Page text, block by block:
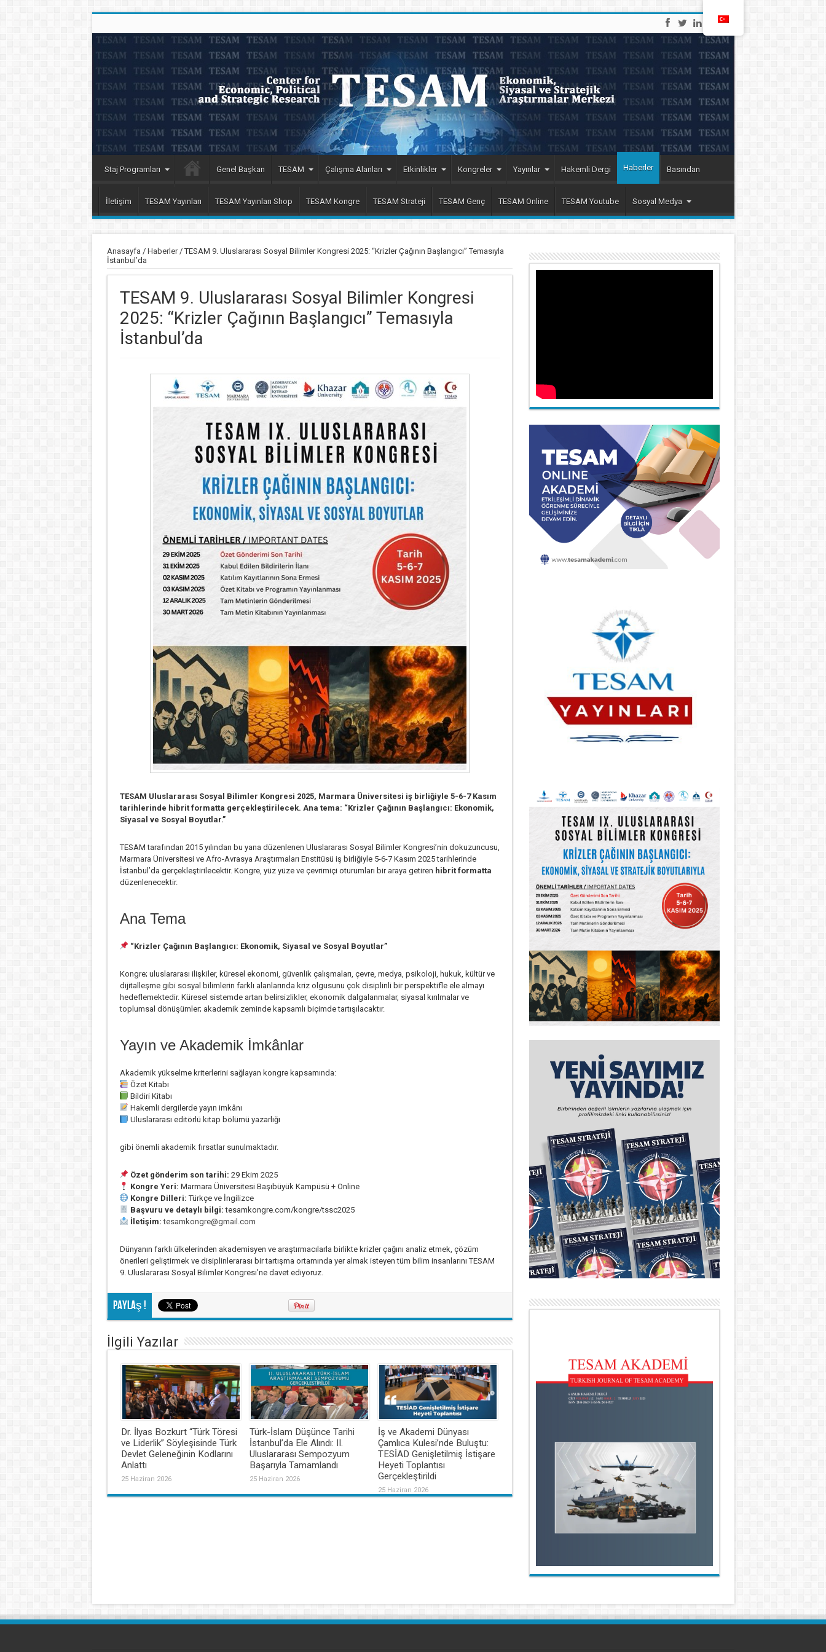
Staj Programları Genel Başkan TESAM Çalışma Alanları Etkinlikler Kongreler Yayınlar Hakemli Dergi Haberler Basından
İletişim TESAM Yayınları TESAM Yayınları Shop TESAM Kongre TESAM Strateji TESAM Genç TESAM Online TESAM Youtube Sosyal Medya
Anasayfa / Haberler/TESAM 9. Uluslararası Sosyal Bilimler Kongresi 2025: “Krizler Çağının Başlangıcı” Temasıyla
İstanbul’da
TESAM 9. Uluslararası Sosyal Bilimler Kongresi
2025: “Krizler Çağının Başlangıcı” Temasıyla
İstanbul’da
TESAM Uluslararası Sosyal Bilimler Kongresi 2025, Marmara Üniversitesi iş birliğiyle 5-6-7 Kasım
tarihlerinde hibrit formatta gerçekleştirilecek. Ana tema: “Krizler Çağının Başlangıcı: Ekonomik,
Siyasal ve Sosyal Boyutlar.”
TESAM tarafından 2015 yılından bu yana düzenlenen Uluslararası Sosyal Bilimler Kongresi’nin dokuzuncusu,
Marmara Üniversitesive Afro-Avrasya Araştırmaları Enstitüsü iş birliğiyle 5-6-7 Kasım 2025 tarihlerinde
İstanbul’da gerçekleştirilecektir. Kongre, yüz yüze ve çevrimiçi oturumları bir araya getiren hibrit formatta
düzenlenecektir.
Ana Tema
“Krizler Çağının Başlangıcı: Ekonomik, Siyasal ve Sosyal Boyutlar”
Kongre; uluslararası ilişkiler, küresel ekonomi, güvenlik çalışmaları, çevre, medya, psikoloji, hukuk, kültür ve
dijitalleşme gibi sosyal bilimlerin farklı alanlarında kriz olgusunu çok disiplinli bir perspektifle ele almayı
hedeflemektedir. Küresel sistemde artan belirsizlikler, ekonomik dalgalanmalar, siyasal kırılmalar ve
toplumsal dönüşümler; akademik zeminde kapsamlı biçimde tartışılacaktır.
Yayın ve Akademik İmkânlar
Akademik yükselme kriterlerini sağlayan kongre kapsamında:
Özet Kitabı
Bildiri Kitabı
Hakemli dergilerde yayın imkânı
Uluslararası editörlü kitap bölümü yazarlığı
gibi önemli akademik fırsatlar sunulmaktadır.
Özet gönderim son tarihi: 29 Ekim 2025
Kongre Yeri: Marmara Üniversitesi Başıbüyük Kampüsü + Online
Kongre Dilleri: Türkçe ve İngilizce
Başvuru ve detaylı bilgi: tesamkongre.com/kongre/tssc2025
İletişim: tesamkongre@gmail.com
Dünyanın farklı ülkelerinden akademisyen ve araştırmacılarla birlikte krizler çağını analiz etmek, çözüm
önerileri geliştirmek ve disiplinlerarası bir tartışma ortamında yer almak isteyen tüm bilim insanlarını TESAM
9. Uluslararası Sosyal Bilimler Kongresi’ne davet ediyoruz.
Paylaş !
İlgili Yazılar
Dr. İlyas Bozkurt “Türk Töresi
ve Liderlik” Söyleşisinde Türk
Devlet Geleneğinin Kodlarını
Anlattı
25 Haziran 2026
Türk-İslam Düşünce Tarihi
İstanbul’da Ele Alındı: II.
Uluslararası Sempozyum
Başarıyla Tamamlandı
25 Haziran 2026
İş ve Akademi Dünyası
Çamlıca Kulesi’nde Buluştu:
TESİAD Genişletilmiş İstişare
Heyeti Toplantısı
Gerçekleştirildi
25 Haziran 2026